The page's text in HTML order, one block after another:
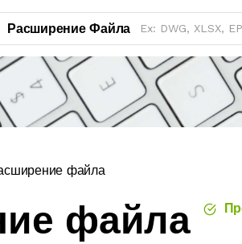
Расширение Файла
файла
файла